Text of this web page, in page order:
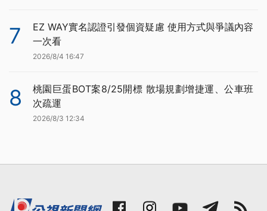
7
EZ WAY實名認證引發個資疑慮 使用方式與爭議內容
一次看
2026/8/4 16:47
8
桃園巨蛋BOT案8/25開標 散場規劃增捷運、公車班
次疏運
2026/8/3 12:34